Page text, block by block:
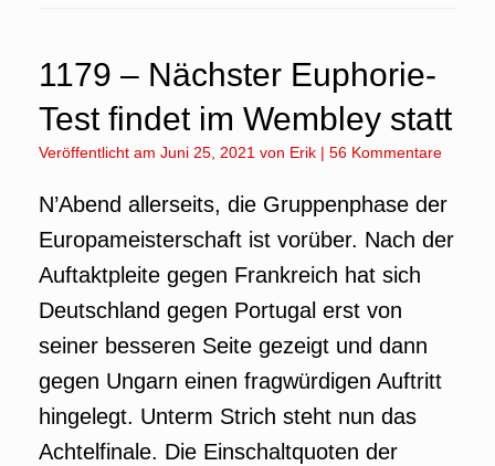
1179 – Nächster Euphorie-
Test findet im Wembley statt
Veröffentlicht am Juni 25, 2021 von Erik | 56 Kommentare
N’Abend allerseits, die Gruppenphase der
Europameisterschaft ist vorüber. Nach der
Auftaktpleite gegen Frankreich hat sich
Deutschland gegen Portugal erst von
seiner besseren Seite gezeigt und dann
gegen Ungarn einen fragwürdigen Auftritt
hingelegt. Unterm Strich steht nun das
Achtelfinale. Die Einschaltquoten der